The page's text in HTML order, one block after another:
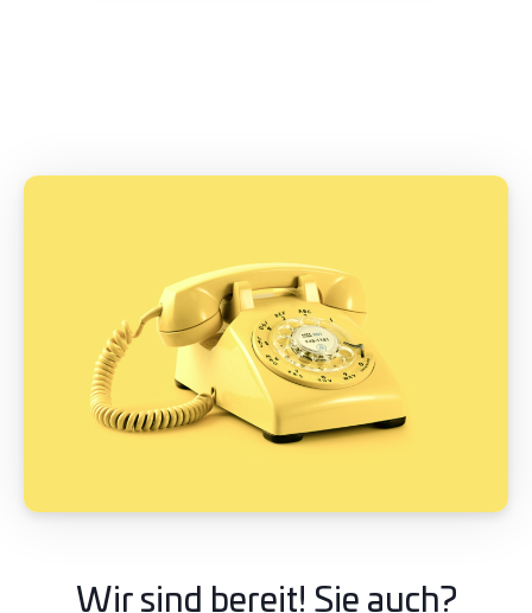
Wir sind bereit! Sie auch?